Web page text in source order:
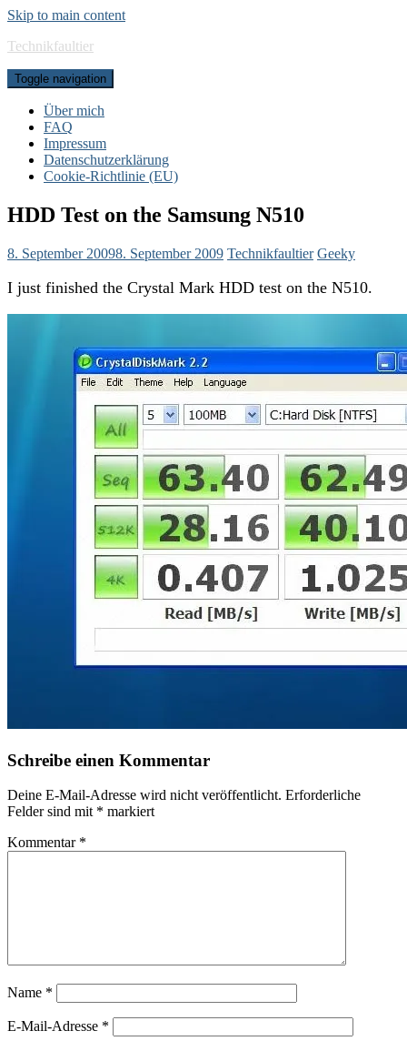
Skip to main content
Technikfaultier
Toggle navigation
Über mich
FAQ
Impressum
Datenschutzerklärung
Cookie-Richtlinie (EU)
HDD Test on the Samsung N510
8. September 20098. September 2009 Technikfaultier Geeky
I just finished the Crystal Mark HDD test on the N510.
Schreibe einen Kommentar
Deine E-Mail-Adresse wird nicht veröffentlicht. Erforderliche
Felder sind mit * markiert
Kommentar *
Name *
E-Mail-Adresse *